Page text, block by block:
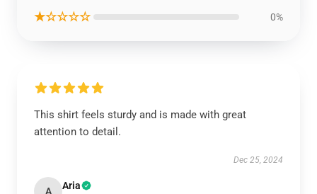
★☆☆☆☆ 0%
This shirt feels sturdy and is made with great
attention to detail.
Dec 25, 2024
A Aria